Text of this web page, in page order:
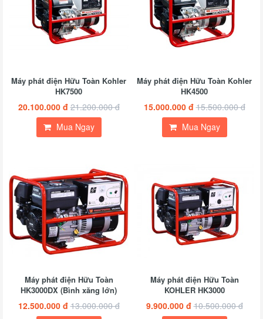
Máy phát điện Hữu Toàn Kohler
HK7500
20.100.000 đ 21.200.000 đ
Mua Ngay
Máy phát điện Hữu Toàn Kohler
HK4500
15.000.000 đ 15.500.000 đ
Mua Ngay
Máy phát điện Hữu Toàn
HK3000DX (Bình xăng lớn)
12.500.000 đ 13.000.000 đ
Máy phát điện Hữu Toàn
KOHLER HK3000
9.900.000 đ 10.500.000 đ